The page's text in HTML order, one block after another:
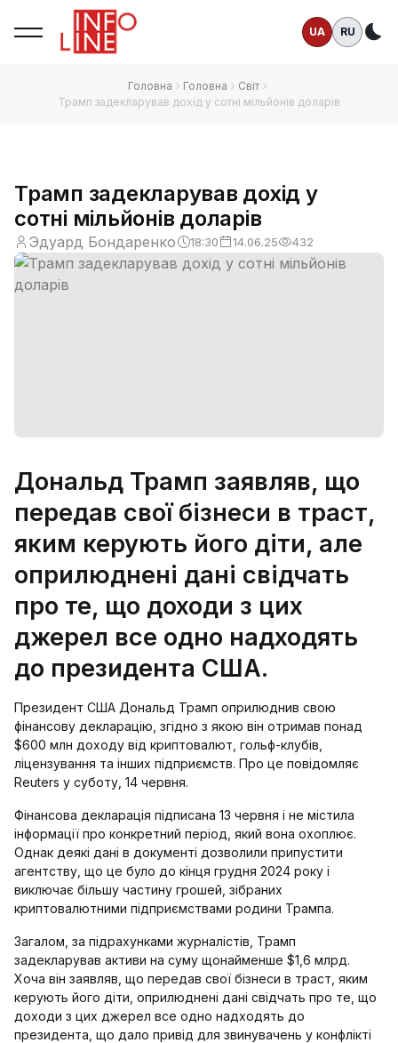
UA RU
Головна Головна
Світ
Трамп задекларував дохід у сотні мільйонів доларів
Трамп задекларував дохід у
сотні мільйонів доларів
Эдуард Бондаренко 18:30 14.06.25 432
Дональд Трамп заявляв, що
передав свої бізнеси в траст,
яким керують його діти, але
оприлюднені дані свідчать
про те, що доходи з цих
джерел все одно надходять
до президента США.
Президент США Дональд Трамп оприлюднив свою
фінансову декларацію, згідно з якою він отримав понад
$600 млн доходу від криптовалют, гольф-клубів,
ліцензування та інших підприємств. Про це повідомляє
Reuters у суботу, 14 червня.
Фінансова декларація підписана 13 червня і не містила
інформації про конкретний період, який вона охоплює.
Однак деякі дані в документі дозволили припустити
агентству, що це було до кінця грудня 2024 року і
виключає більшу частину грошей, зібраних
криптовалютними підприємствами родини Трампа.
Загалом, за підрахунками журналістів, Трамп
задекларував активи на суму щонайменше $1,6 млрд.
Хоча він заявляв, що передав свої бізнеси в траст, яким
керують його діти, оприлюднені дані свідчать про те, що
доходи з цих джерел все одно надходять до
президента, що дало привід для звинувачень у конфлікті